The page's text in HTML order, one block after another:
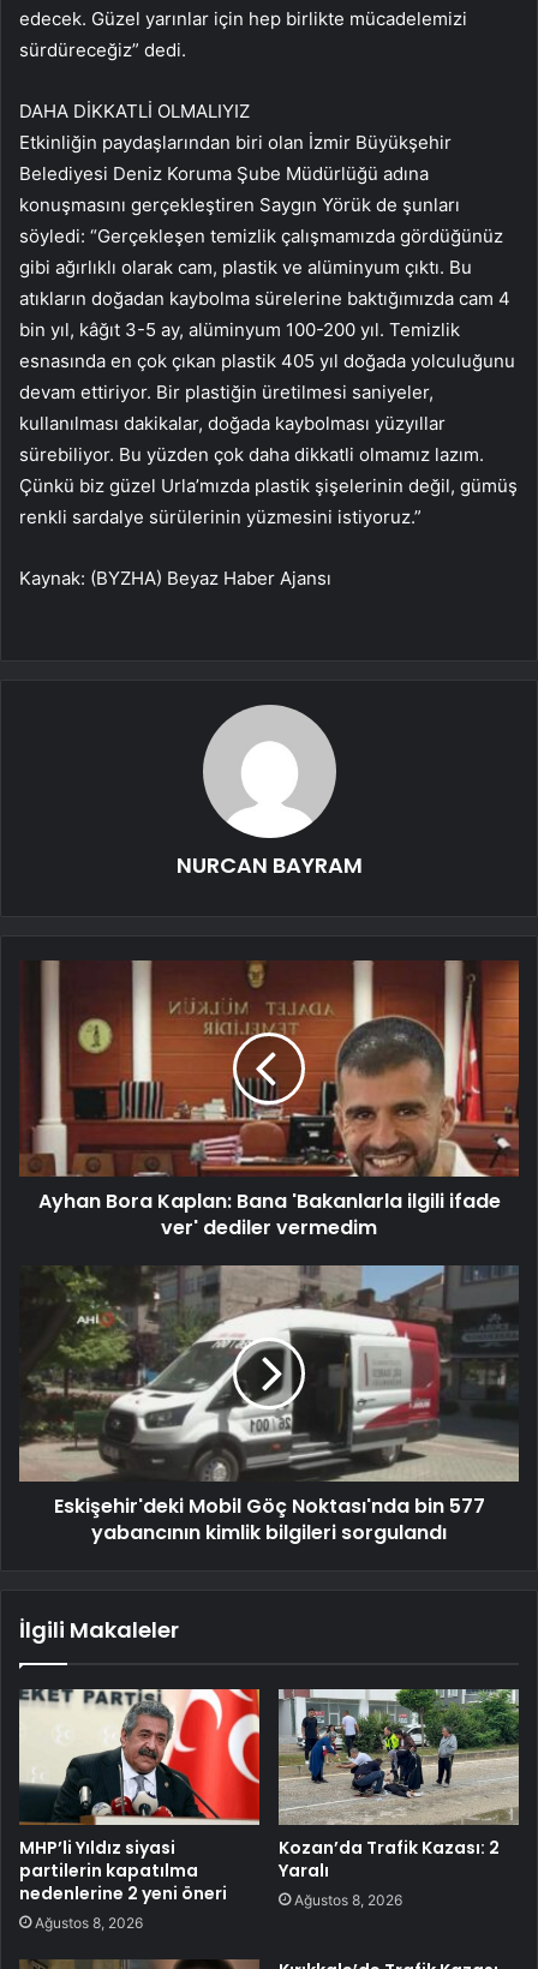
edecek. Güzel yarınlar için hep birlikte mücadelemizi
sürdüreceğiz” dedi.
DAHA DİKKATLİ OLMALIYIZ
Etkinliğin paydaşlarından biri olan İzmir Büyükşehir
Belediyesi Deniz Koruma Şube Müdürlüğü adına
konuşmasını gerçekleştiren Saygın Yörük de şunları
söyledi: “Gerçekleşen temizlik çalışmamızda gördüğünüz
gibi ağırlıklı olarak cam, plastik ve alüminyum çıktı. Bu
atıkların doğadan kaybolma sürelerine baktığımızda cam 4
bin yıl, kâğıt 3-5 ay, alüminyum 100-200 yıl. Temizlik
esnasında en çok çıkan plastik 405 yıl doğada yolculuğunu
devam ettiriyor. Bir plastiğin üretilmesi saniyeler,
kullanılması dakikalar, doğada kaybolması yüzyıllar
sürebiliyor. Bu yüzden çok daha dikkatli olmamız lazım.
Çünkü biz güzel Urla’mızda plastik şişelerinin değil, gümüş
renkli sardalye sürülerinin yüzmesini istiyoruz.”
Kaynak: (BYZHA) Beyaz Haber Ajansı
NURCAN BAYRAM
Ayhan Bora Kaplan: Bana 'Bakanlarla ilgili ifade
ver' dediler vermedim
Eskişehir'deki Mobil Göç Noktası'nda bin 577
yabancının kimlik bilgileri sorgulandı
İlgili Makaleler
MHP’li Yıldız siyasi
partilerin kapatılma
nedenlerine 2 yeni öneri
Ağustos 8, 2026
Kozan’da Trafik Kazası: 2
Yaralı
Ağustos 8, 2026